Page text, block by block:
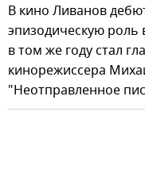
В кино Ливанов
эпизодическую
в том же году стал
кинорежиссера
"Неотправленное